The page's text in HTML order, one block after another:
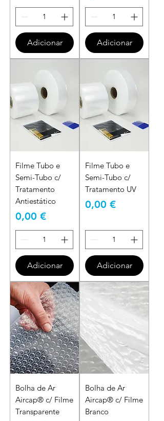
Adicionar Adicionar
Filme Tubo e
Semi-Tubo c/
Tratamento
Antiestático
Preço
0,00 €
Adicionar
Filme Tubo e
Semi-Tubo c/
Tratamento UV
Preço
0,00 €
Adicionar
Bolha de Ar
Aircap® c/ Filme
Transparente
Bolha de Ar
Aircap® c/ Filme
Branco